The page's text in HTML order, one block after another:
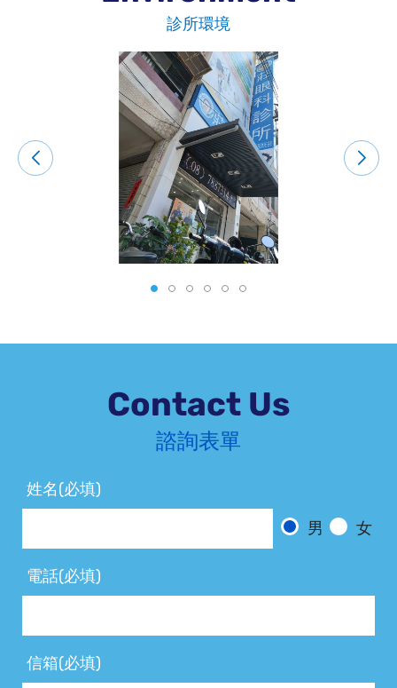
老花眼
斜視及弱視治療
視力保健(含近視及遠視)
視神經病變及萎縮
眼科中草藥治療及諮詢
診所環境
Contact Us
諮詢表單
姓名(必填)
男
女
電話(必填)
信箱(必填)